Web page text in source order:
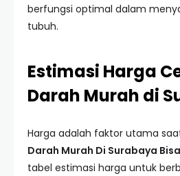
berfungsi optimal dalam
tubuh.
Estimasi Harga
Darah Murah di
Harga adalah faktor utama
Darah Murah Di Surabaya
tabel estimasi harga untuk